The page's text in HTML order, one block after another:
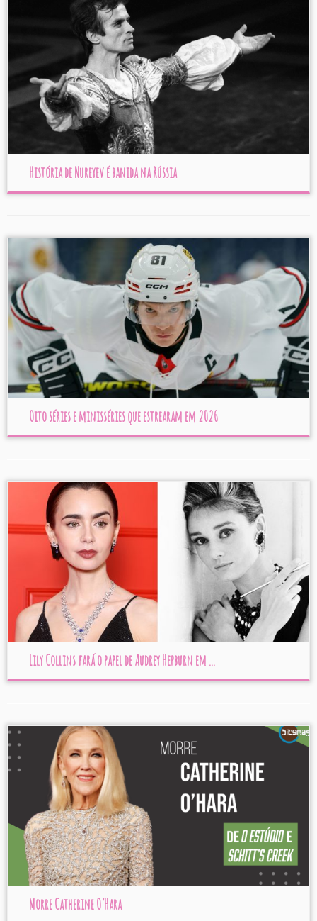
História de Nureyev é banida na Rússia
Oito séries e minisséries que estrearam em 2026
Lily Collins fará o papel de Audrey Hepburn em ...
Morre Catherine O’Hara